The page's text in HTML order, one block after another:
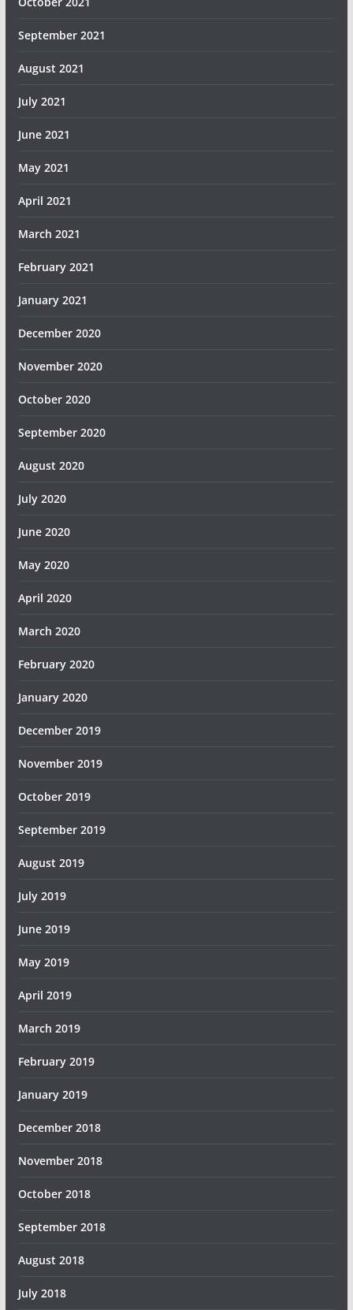
September 2021
August 2021
July 2021
June 2021
May 2021
April 2021
March 2021
February 2021
January 2021
December 2020
November 2020
October 2020
September 2020
August 2020
July 2020
June 2020
May 2020
April 2020
March 2020
February 2020
January 2020
December 2019
November 2019
October 2019
September 2019
August 2019
July 2019
June 2019
May 2019
April 2019
March 2019
February 2019
January 2019
December 2018
November 2018
October 2018
September 2018
August 2018
July 2018